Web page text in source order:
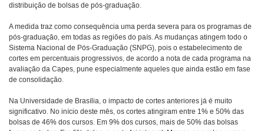
distribuição de bolsas de pós-graduação.
A medida traz como consequência uma perda severa para os programas de
pós-graduação, em todas as regiões do país. As mudanças atingem todo o
Sistema Nacional de Pós-Graduação (SNPG), pois o estabelecimento de
cortes em percentuais progressivos, de acordo a nota de cada programa na
avaliação da Capes, pune especialmente aqueles que ainda estão em fase
de consolidação.
Na Universidade de Brasília, o impacto de cortes anteriores já é muito
significativo. No início deste mês, os cortes atingiram entre 1% e 50% das
bolsas de 46% dos cursos. Em 9% dos cursos, mais de 50% das bolsas